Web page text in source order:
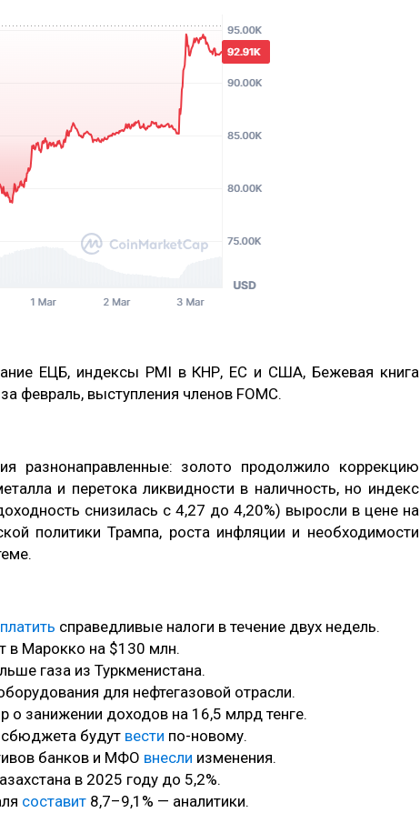
ЕЦБ, индексы PMI в КНР, ЕС и США, Бежевая книга
февраль, выступления членов FOMC.
разнонаправленные: золото продолжило коррекцию
и перетока ликвидности в наличность, но индекс
снизилась с 4,27 до 4,20%) выросли в цене на
политики Трампа, роста инфляции и необходимости
справедливые налоги в течение двух недель.
в Марокко на $130 млн.
газа из Туркменистана.
для нефтегазовой отрасли.
о занижении доходов на 16,5 млрд тенге.
будут вести по-новому.
банков и МФО внесли изменения.
в 2025 году до 5,2%.
составит 8,7–9,1% — аналитики.